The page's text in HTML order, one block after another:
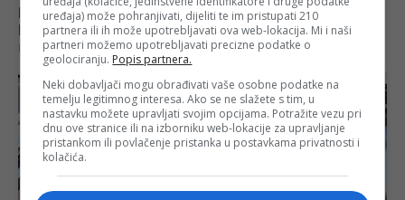
uređaja) može pohranjivati, dijeliti te im pristupati 210
partnera ili ih može upotrebljavati ova web-lokacija. Mi i naši
partneri možemo upotrebljavati precizne podatke o
geolociranju. Popis partnera.
Neki dobavljači mogu obrađivati vaše osobne podatke na
temelju legitimnog interesa. Ako se ne slažete s tim, u
nastavku možete upravljati svojim opcijama. Potražite vezu pri
dnu ove stranice ili na izborniku web-lokacije za upravljanje
pristankom ili povlačenje pristanka u postavkama privatnosti i
kolačića.